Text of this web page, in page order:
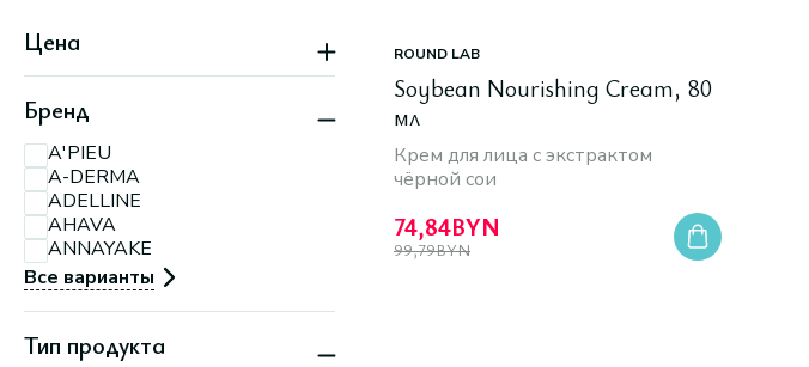
пересечение ул.
МКАД
Партизанский, 150А
Партизанский, 79
Минск, ул.
П.Мстиславца, 11
Минск, ул. Притыцкого,
156
Минск, ул. Тимирязева,
74 А
Цена
Бренд
A'PIEU
A-DERMA
ADELLINE
AHAVA
ANNAYAKE
Все варианты
Тип продукта
ROUND LAB
Soybean Nourishing Cream, 80
мл
Крем для лица с экстрактом
чёрной сои
74,84BYN
99,79BYN